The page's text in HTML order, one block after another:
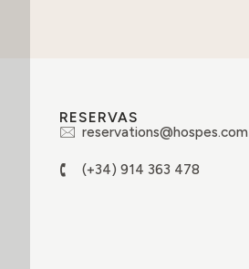
RESERVAS
reservations@hospes.com
(+34) 914 363 478